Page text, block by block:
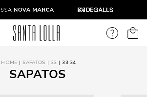
SAPATOS 33 33 34
SAPATOS